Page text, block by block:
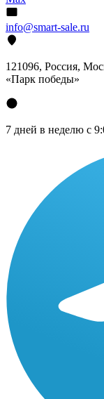
info@smart-sale.ru
121096, Россия,
«Парк победы»
7 дней в неделю с